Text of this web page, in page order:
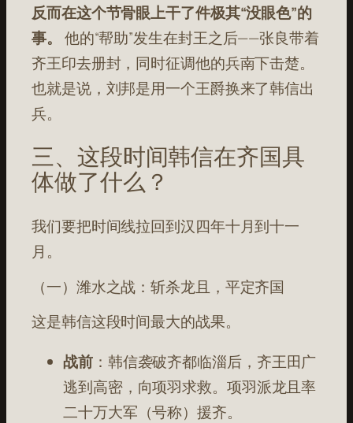
反而在这个节骨眼上干了件极其“没眼色”的
事。
他的“帮助”发生在封王之后——张良带着
齐王印去册封，同时征调他的兵南下击楚。
也就是说，刘邦是用一个王爵换来了韩信出
兵。
三、这段时间韩信在齐国具
体做了什么？
我们要把时间线拉回到汉四年十月到十一
月。
（一）潍水之战：斩杀龙且，平定齐国
这是韩信这段时间最大的战果。
战前：韩信袭破齐都临淄后，齐王田广
逃到高密，向项羽求救。项羽派龙且率
二十万大军（号称）援齐。